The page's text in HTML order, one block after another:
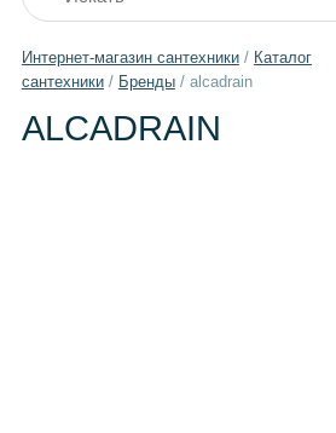
Интернет-магазин сантехники/ Каталог
сантехники/ Бренды/ alcadrain
ALCADRAIN